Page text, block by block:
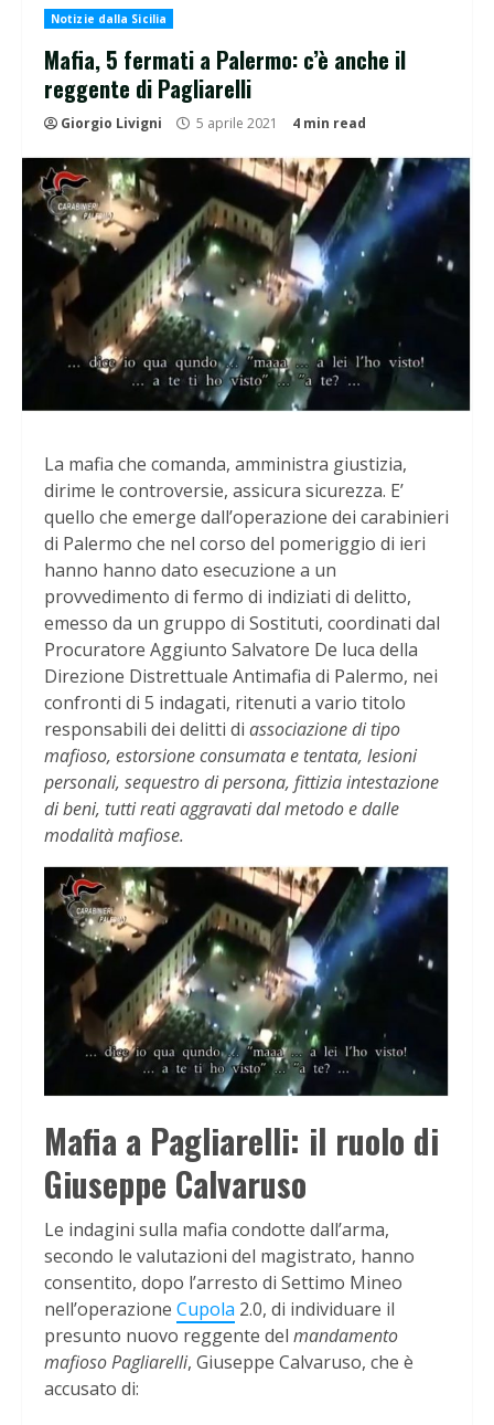
Notizie dalla Sicilia
Mafia, 5 fermati a Palermo: c’è anche il
reggente di Pagliarelli
Giorgio Livigni 5 aprile 2021 4 min read
La mafia che comanda, amministra giustizia,
dirime le controversie, assicura sicurezza. E’
quello che emerge dall’operazione dei carabinieri
di Palermo che nel corso del pomeriggio di ieri
hanno hanno dato esecuzione a un
provvedimento di fermo di indiziati di delitto,
emesso da un gruppo di Sostituti, coordinati dal
Procuratore Aggiunto Salvatore De luca della
Direzione Distrettuale Antimafia di Palermo, nei
confronti di 5 indagati, ritenuti a vario titolo
responsabili dei delitti di associazione di tipo
mafioso, estorsione consumata e tentata, lesioni
personali, sequestro di persona, fittizia intestazione
di beni, tutti reati aggravati dal metodo e dalle
modalità mafiose.
Mafia a Pagliarelli: il ruolo di
Giuseppe Calvaruso
Le indagini sulla mafia condotte dall’arma,
secondo le valutazioni del magistrato, hanno
consentito, dopo l’arresto di Settimo Mineo
nell’operazione Cupola 2.0, di individuare il
presunto nuovo reggente del mandamento
mafioso Pagliarelli, Giuseppe Calvaruso, che è
accusato di: